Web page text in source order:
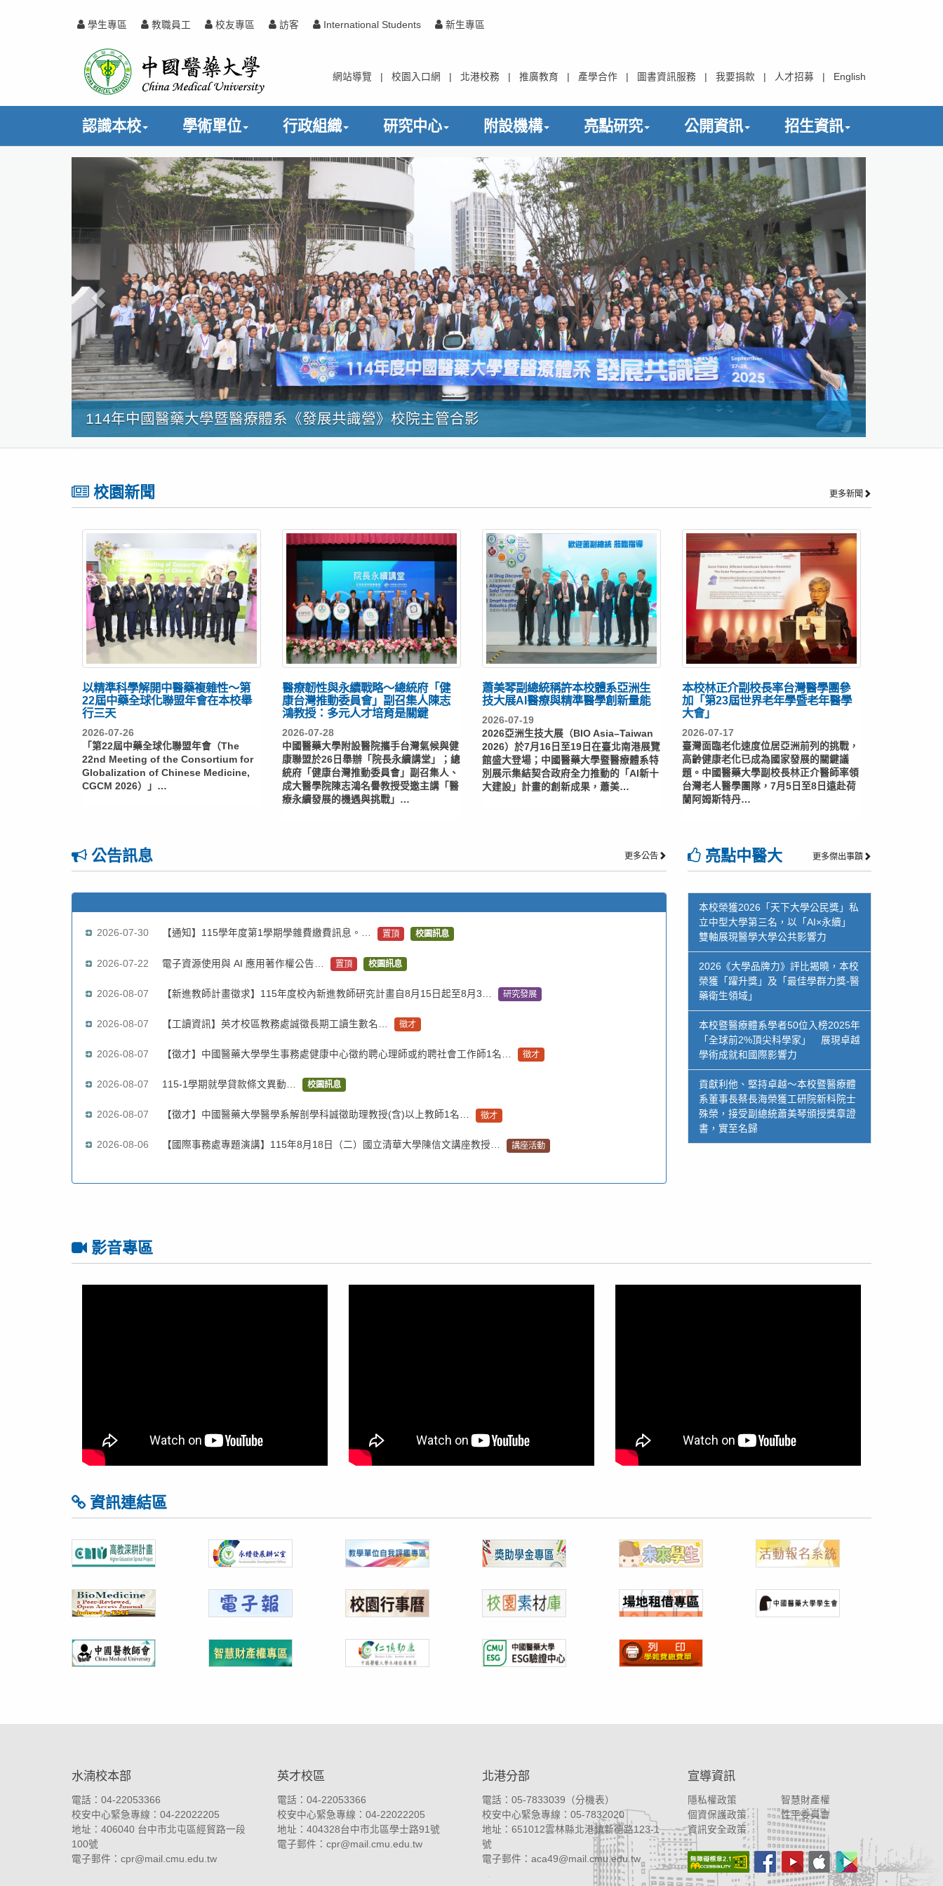
學生專區 教職員工 校友專區 訪客 International Students 新生專區
中
國
醫
藥
大
學
網站導覽 校園入口網 北港校務 推廣教育 產學合作 圖書資訊服務 我要捐款 人才招募 English
認識本校 學術單位 行政組織 研究中心 附設機構 亮點研究 公開資訊 招生資訊
114年中國醫藥大學暨醫療體系《發展共識營》校院主管合影
一
張
校園新聞
以精準科學解開中醫藥複雜性～第
22屆中藥全球化聯盟年會在本校舉
行三天
2026-07-26
「第22屆中藥全球化聯盟年會（The
22nd Meeting of the Consortium for
Globalization of Chinese Medicine,
CGCM 2026）」…
醫療韌性與永續戰略～總統府「健
康台灣推動委員會」副召集人陳志
鴻教授：多元人才培育是關鍵
2026-07-28
中國醫藥大學附設醫院攜手台灣氣候與健
康聯盟於26日舉辦「院長永續講堂」；總
統府「健康台灣推動委員會」副召集人、
成大醫學院陳志鴻名譽教授受邀主講「醫
療永續發展的機遇與挑戰」…
蕭美琴副總統稱許本校體系亞洲生
技大展AI醫療與精準醫學創新量能
2026-07-19
2026亞洲生技大展（BIO Asia–Taiwan
2026）於7月16日至19日在臺北南港展覽
館盛大登場；中國醫藥大學暨醫療體系特
別展示集結契合政府全力推動的「AI新十
大建設」計畫的創新成果，蕭美…
本校林正介副校長率台灣醫學團參
加「第23屆世界老年學暨老年醫學
大會」
2026-07-17
臺灣面臨老化速度位居亞洲前列的挑戰，
高齡健康老化已成為國家發展的關鍵議
題。中國醫藥大學副校長林正介醫師率領
台灣老人醫學團隊，7月5日至8日遠赴荷
蘭阿姆斯特丹…
更多新聞
公告訊息
2026-07-30 【通知】115學年度第1學期學雜費繳費訊息。… 置頂 校園訊息
2026-07-22 電子資源使用與 AI 應用著作權公告… 置頂 校園訊息
2026-08-07 【新進教師計畫徵求】115年度校內新進教師研究計畫自8月15日起至8月3… 研究發展
2026-08-07 【工讀資訊】英才校區教務處誠徵長期工讀生數名… 徵才
2026-08-07 【徵才】中國醫藥大學學生事務處健康中心徵約聘心理師或約聘社會工作師1名… 徵才
2026-08-07 115-1學期就學貸款條文異動… 校園訊息
2026-08-07 【徵才】中國醫藥大學醫學系解剖學科誠徵助理教授(含)以上教師1名… 徵才
2026-08-06 【國際事務處專題演講】115年8月18日（二）國立清華大學陳信文講座教授… 講座活動
更多公告 亮點中醫大
本校榮獲2026「天下大學公民獎」私
立中型大學第三名，以「AI×永續」
雙軸展現醫學大學公共影響力
2026《大學品牌力》評比揭曉，本校
榮獲「躍升獎」及「最佳學群力獎-醫
藥衛生領域」
本校暨醫療體系學者50位入榜2025年
「全球前2%頂尖科學家」 展現卓越
學術成就和國際影響力
貢獻利他、堅持卓越～本校暨醫療體
系董事長蔡長海榮獲工研院新科院士
殊榮，接受副總統蕭美琴頒授獎章證
書，實至名歸
更多傑出事蹟
影音專區
資訊連結區
水湳校本部
電話：04-22053366
校安中心緊急專線：04-22022205
地址： 406040 台中市北屯區經貿路一段
100號
電子郵件： cpr@mail.cmu.edu.tw
英才校區
電話：04-22053366
校安中心緊急專線：04-22022205
地址： 404328台中市北區學士路91號
電子郵件： cpr@mail.cmu.edu.tw
北港分部
電話：05-7833039（分機表）
校安中心緊急專線：05-7832020
地址： 651012雲林縣北港鎮新德路123-1
號
電子郵件： aca49@mail.cmu.edu.tw
宣導資訊
隱私權政策
智慧財產權
個資保護政策
性平委員會
資訊安全政策